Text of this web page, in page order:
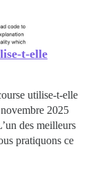
t-elle
utilise-t-elle
2025
des meilleurs
pratiquons ce